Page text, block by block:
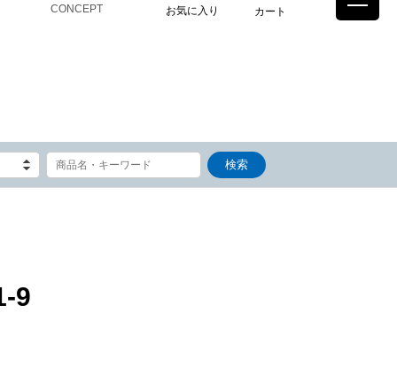
CONCEPT お気に入り カート
9